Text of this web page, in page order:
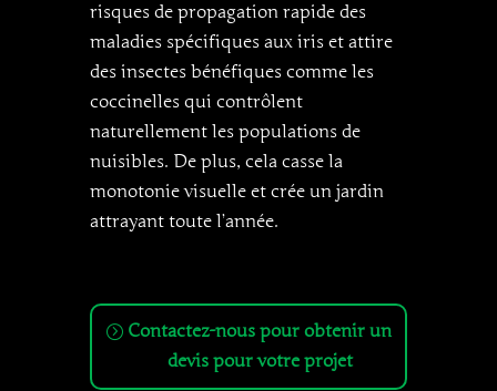
risques de propagation rapide des
maladies spécifiques aux iris et attire
des insectes bénéfiques comme les
coccinelles qui contrôlent
naturellement les populations de
nuisibles. De plus, cela casse la
monotonie visuelle et crée un jardin
attrayant toute l’année.
Contactez-nous pour obtenir un
devis pour votre projet